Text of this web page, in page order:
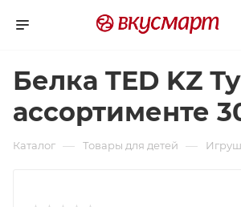
Белка TED KZ
ассортименте
Каталог — Товары для детей —